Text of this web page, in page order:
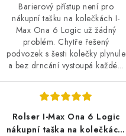
Barierový přístup není pro
nákupní tašku na kolečkách I-
Max Ona 6 Logic už žádný
problém. Chytře řešený
podvozek s šesti kolečky plynule
a bez drncání vystoupá každé...
Rolser I-Max Ona 6 Logic
nákupní taška na kolečkách,